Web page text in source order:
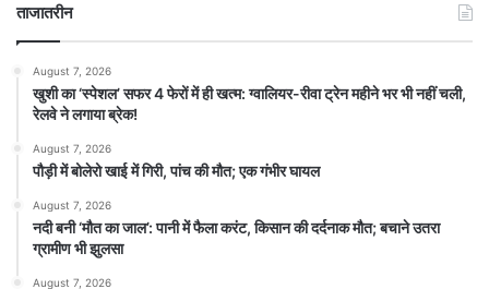
ताजातरीन
August 7, 2026
खुशी का ‘स्पेशल’ सफर 4 फेरों में ही खत्म: ग्वालियर-रीवा ट्रेन महीने भर भी नहीं चली,
रेलवे ने लगाया ब्रेक!
August 7, 2026
पौड़ी में बोलेरो खाई में गिरी, पांच की मौत; एक गंभीर घायल
August 7, 2026
​नदी बनी ‘मौत का जाल’: पानी में फैला करंट, किसान की दर्दनाक मौत; बचाने उतरा
ग्रामीण भी झुलसा
August 7, 2026